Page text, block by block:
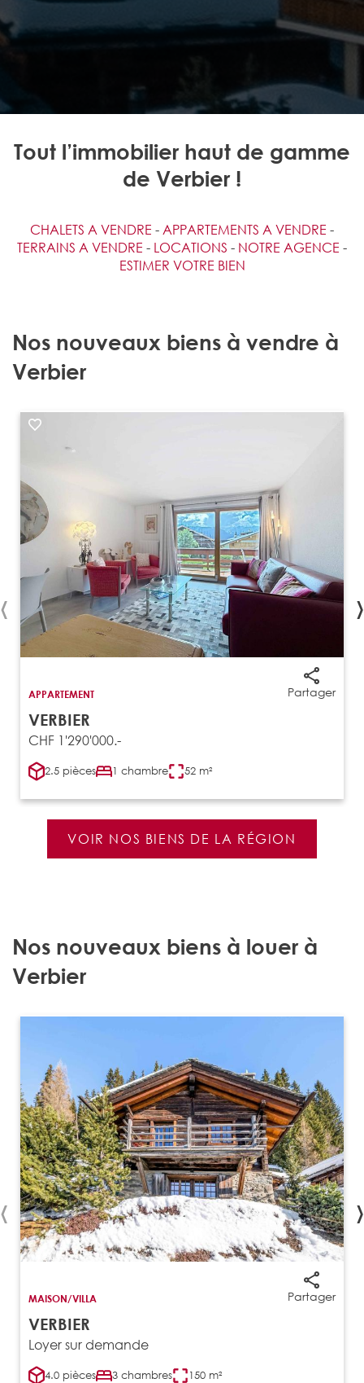
Tout l’immobilier haut de gamme
de Verbier !
CHALETS A VENDRE - APPARTEMENTS A VENDRE -
TERRAINS A VENDRE - LOCATIONS - NOTRE AGENCE -
ESTIMER VOTRE BIEN
Nos nouveaux biens à vendre à
Verbier
Partager
APPARTEMENT
VERBIER
CHF 1'290'000.-
2.5 pièces 1 chambre 52 m²
‹ ›
VOIR NOS BIENS DE LA RÉGION
Nos nouveaux biens à louer à
Verbier
Partager
MAISON/VILLA
VERBIER
Loyer sur demande
4.0 pièces 3 chambres 150 m²
‹ ›